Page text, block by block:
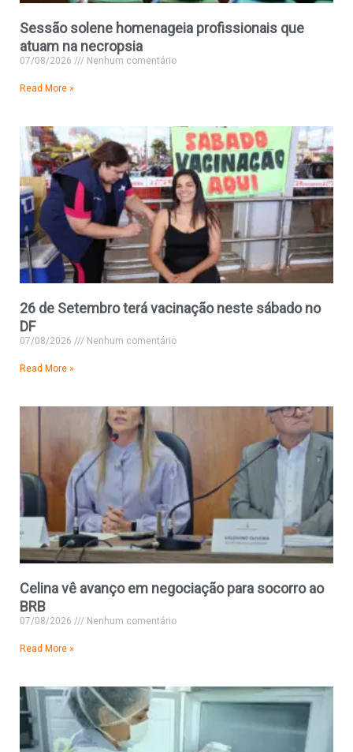
Sessão solene homenageia profissionais que
atuam na necropsia
07/08/2026 Nenhum comentário
Read More »
26 de Setembro terá vacinação neste sábado no
DF
07/08/2026 Nenhum comentário
Read More »
Celina vê avanço em negociação para socorro ao
BRB
07/08/2026 Nenhum comentário
Read More »